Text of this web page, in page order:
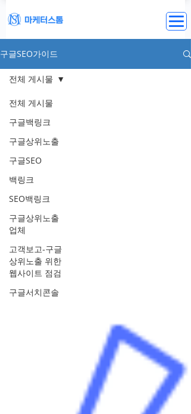
구글SEO가이드
전체 게시물
구글백링크
구글상위노출
구글SEO
백링크
SEO백링크
구글상위노출
업체
고객보고-구글
상위노출 위한
웹사이트 점검
구글서치콘솔
전체 게시물